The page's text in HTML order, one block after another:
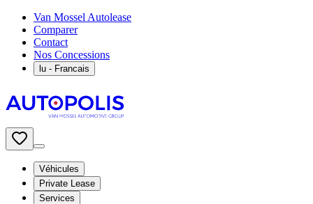
Van Mossel Autolease
Comparer
Contact
Nos Concessions
lu - Francais
Véhicules
Private Lease
Services